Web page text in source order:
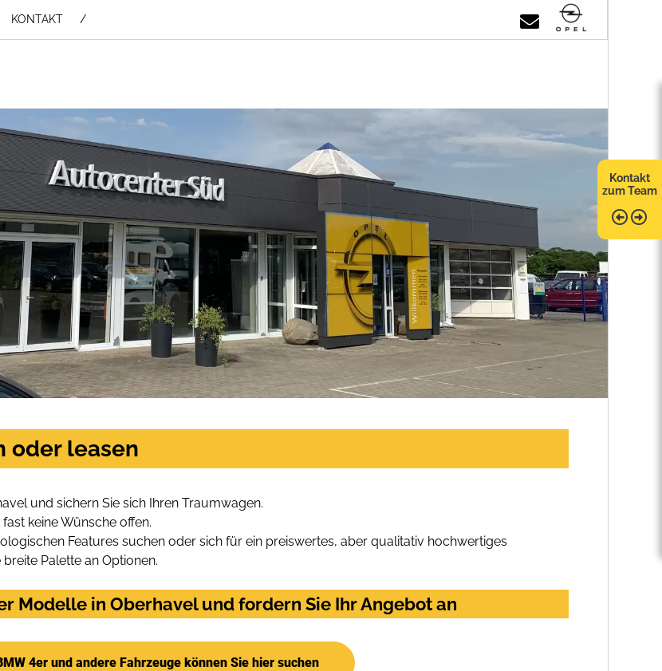
KONTAKT
Kontakt
zum Team
oder leasen
und sichern Sie sich Ihren Traumwagen.
keine Wünsche offen.
Features suchen oder sich für ein preiswertes, aber qualitativ hochwertiges
Palette an Optionen.
Modelle in Oberhavel und fordern Sie Ihr Angebot an
4er und andere Fahrzeuge können Sie hier suchen